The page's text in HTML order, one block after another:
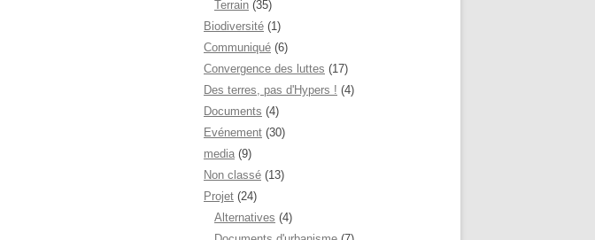
Terrain (35)
Biodiversité (1)
Communiqué (6)
Convergence des luttes (17)
Des terres, pas d'Hypers ! (4)
Documents (4)
Evénement (30)
media (9)
Non classé (13)
Projet (24)
Alternatives (4)